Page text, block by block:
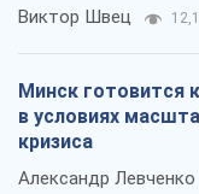
Виктор Швец
Минск готовится
в условиях
кризиса
Александр Левченко